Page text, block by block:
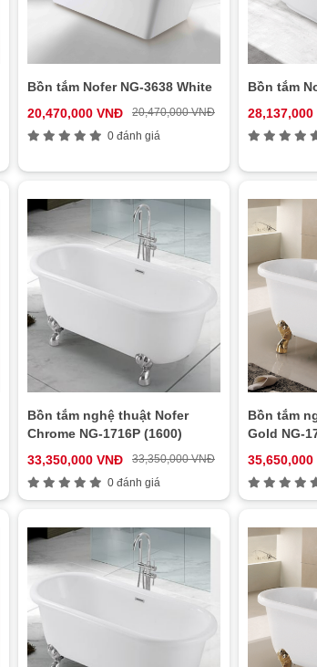
Bồn tắm Nofer NG-3638 White
20,470,000 VNĐ
20,470,000 VNĐ
0 đánh giá
Bồn tắm
28,137,000
Bồn tắm nghệ thuật Nofer
Chrome NG-1716P (1600)
33,350,000 VNĐ
33,350,000 VNĐ
0 đánh giá
Bồn tắm
Gold NG-
35,650,000